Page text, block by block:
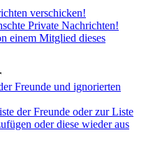
verschicken!
Private Nachrichten!
einem Mitglied dieses
Freunde und ignorierten
der Freunde oder zur Liste
oder diese wieder aus